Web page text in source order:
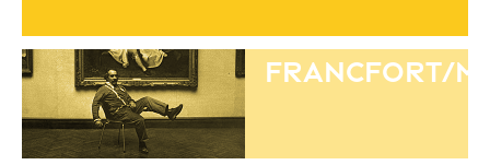
Francfort/